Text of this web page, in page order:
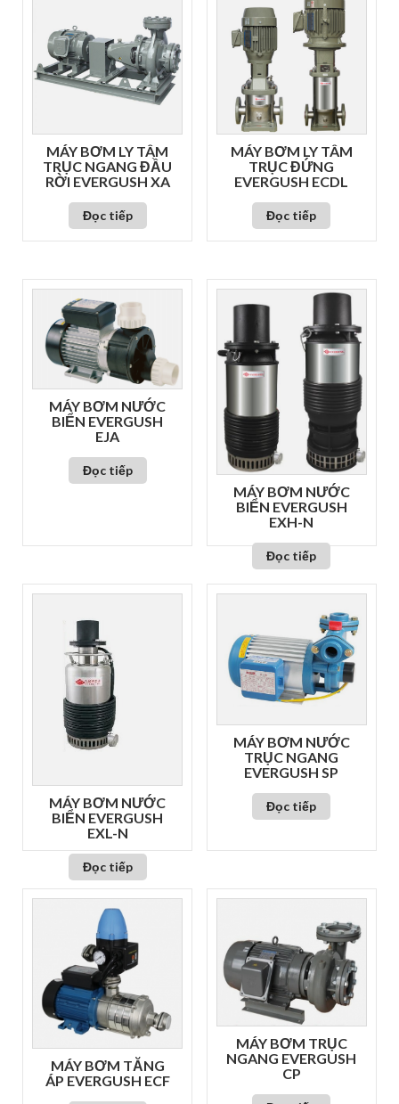
MÁY BƠM LY TÂM
TRỤC NGANG ĐẦU
RỜI EVERGUSH XA
Đọc tiếp
MÁY BƠM LY TÂM
TRỤC ĐỨNG
EVERGUSH ECDL
Đọc tiếp
MÁY BƠM NƯỚC
BIỂN EVERGUSH
EJA
Đọc tiếp
MÁY BƠM NƯỚC
BIỂN EVERGUSH
EXH-N
Đọc tiếp
MÁY BƠM NƯỚC
BIỂN EVERGUSH
EXL-N
Đọc tiếp
MÁY BƠM NƯỚC
TRỤC NGANG
EVERGUSH SP
Đọc tiếp
MÁY BƠM TĂNG
ÁP EVERGUSH ECF
MÁY BƠM TRỤC
NGANG EVERGUSH
CP